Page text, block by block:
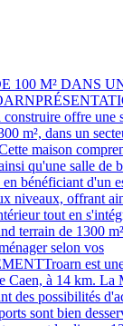
100 M² DANS
construire offre une
m², dans un
maison
qu'une salle de
bénéficiant d'un
niveaux, offrant
tout en
terrain de 1300
selon vos
est
Caen, à 14 km. La
des possibilités
sont bien